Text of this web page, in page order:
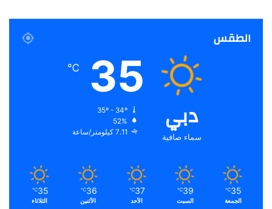
الطقس
دبي
سماء صافية
35
℃
52%
7.11 كيلومتر/ساعة
35
℃
الجمعة
39
℃
السبت
37
℃
الأحد
36
℃
الأثنين
35
℃
الثلاثاء